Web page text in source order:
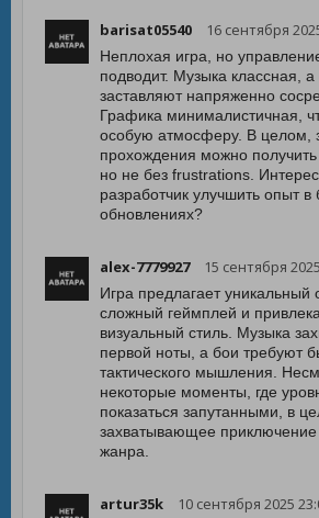
barisat05540 16 сентября
Неплохая игра, но
подводит. Музыка классная,
заставляют напряженно
Графика минималистичная,
особую атмосферу. В целом,
прохождения можно
но не без frustrations.
разработчик улучшить опыт
обновлениях?
alex-7779927 15 сентября
Игра предлагает уникальный
сложный геймплей и
визуальный стиль. Музыка
первой ноты, а бои требуют
тактического мышления.
некоторые моменты, где
показаться запутанными, в
захватывающее
жанра.
artur35k 10 сентября 2025